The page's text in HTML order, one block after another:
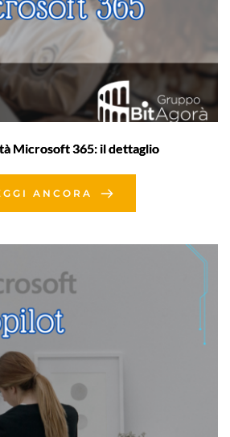
Microsoft 365: il dettaglio
ANCORA